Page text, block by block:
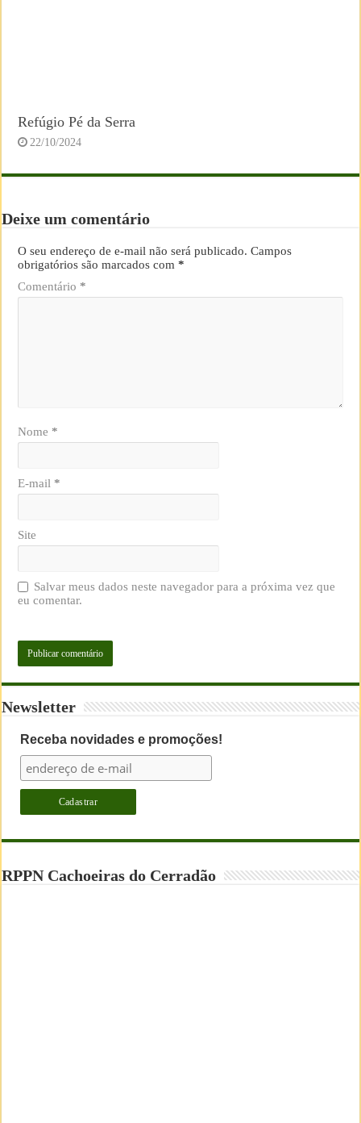
Refúgio Pé da Serra
22/10/2024
Deixe um comentário
O seu endereço de e-mail não será publicado. Campos
obrigatórios são marcados com*
Comentário *
Nome *
E-mail *
Site
Salvar meus dados neste navegador para a próxima vez que
eu comentar.
Newsletter
Receba novidades e promoções!
RPPN Cachoeiras do Cerradão